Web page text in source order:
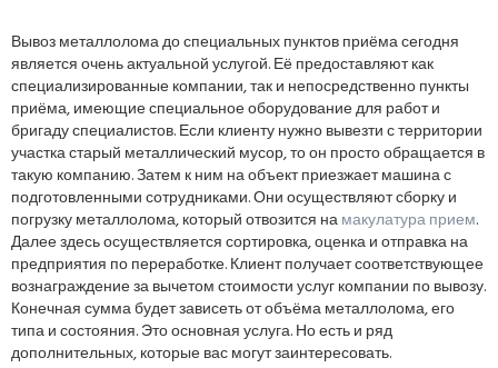
Вывоз металлолома до специальных пунктов приёма сегодня
является очень актуальной услугой. Её предоставляют как
специализированные компании, так и непосредственно пункты
приёма, имеющие специальное оборудование для работ и
бригаду специалистов. Если клиенту нужно вывезти с территории
участка старый металлический мусор, то он просто обращается в
такую компанию. Затем к ним на объект приезжает машина с
подготовленными сотрудниками. Они осуществляют сборку и
погрузку металлолома, который отвозится намакулатура прием.
Далее здесь осуществляется сортировка, оценка и отправка на
предприятия по переработке. Клиент получает соответствующее
вознаграждение за вычетом стоимости услуг компании по вывозу.
Конечная сумма будет зависеть от объёма металлолома, его
типа и состояния. Это основная услуга. Но есть и ряд
дополнительных, которые вас могут заинтересовать.